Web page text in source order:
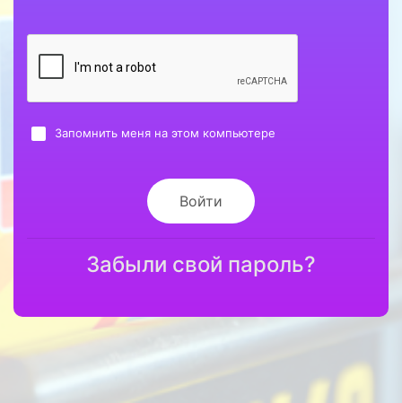
Запомнить меня на этом компьютере
Войти
Забыли свой пароль?